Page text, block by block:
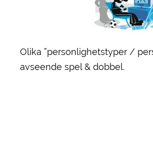
Olika ”personlighetstyper /
avseende spel & dobbel.